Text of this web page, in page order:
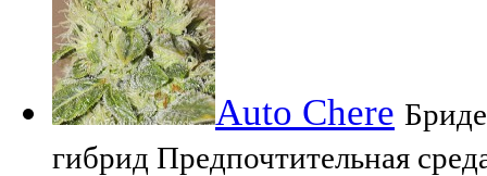
Auto Chere
гибрид Предпочтительная